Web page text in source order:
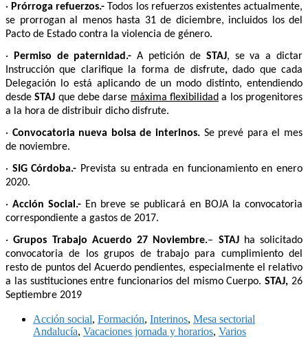
· Prórroga refuerzos.- Todos los refuerzos existentes actualmente,
se prorrogan al menos hasta 31 de diciembre, incluidos los del
Pacto de Estado contra la violencia de género.
·
Permiso de paternidad.- A petición de STAJ, se va a dictar
Instrucción que clarifique la forma de disfrute,dado que cada
Delegación lo está aplicando de un modo distinto, entendiendo
desdeSTAJ que debe darse máxima flexibilidad a los progenitores
a la hora de distribuir dicho disfrute.
· Convocatoria nueva bolsa de interinos. Se prevé para el mes
de noviembre.
· SIG Córdoba.- Prevista su entrada en funcionamiento en enero
2020.
· Acción Social.- En breve se publicará en BOJA la convocatoria
correspondiente a gastos de 2017.
·Grupos Trabajo Acuerdo 27 Noviembre.– STAJha solicitado
convocatoria de los grupos de trabajo para cumplimiento del
resto de puntos del Acuerdo pendientes, especialmente el relativo
a las sustituciones entre funcionarios del mismo Cuerpo.STAJ,26
Septiembre 2019
Acción social, Formación, Interinos, Mesa sectorial
Andalucía, Vacaciones jornada y horarios, Varios